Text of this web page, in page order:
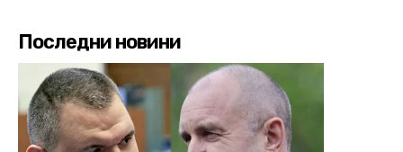
Последни новини